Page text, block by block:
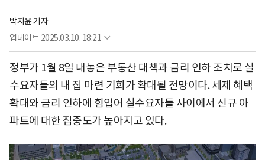
박지윤 기자
업데이트 2025.03.10. 18:21
정부가 1월 8일 내놓은 부동산 대책과 금리 인하 조치로 실
수요자들의 내 집 마련 기회가 확대될 전망이다. 세제 혜택
확대와 금리 인하에 힘입어 실수요자들 사이에서 신규 아
파트에 대한 집중도가 높아지고 있다.